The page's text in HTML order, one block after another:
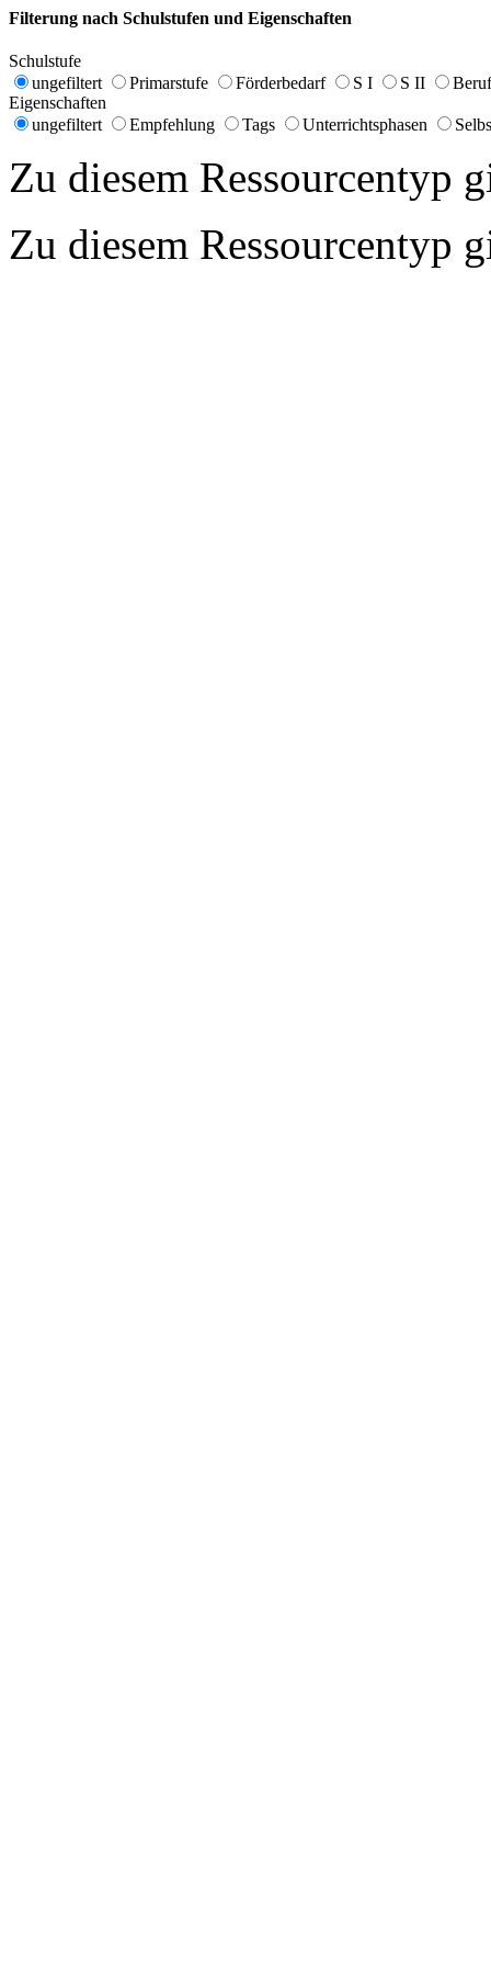
Filterung nach Schulstufen und Eigenschaften
Schulstufe
ungefiltert
Primarstufe Förderbedarf S I S II
Eigenschaften
ungefiltert
Empfehlung Tags Unterrichtsphasen
Zu diesem Ressourcentyp
Zu diesem Ressourcentyp